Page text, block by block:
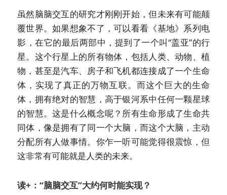
虽然脑脑交互的研究才刚刚开始，但未来有可能颠
覆世界。如果想象不了，可以看看《基地》系列电
影，在它的最后两部中，提到了一个叫“盖亚”的行
星。这个行星上的所有物体，包括人类、动物、植
物，甚至是汽车、房子和飞机都连接成了一个生命
体，实现了真正的万物互联。而这个巨大的生命
体，拥有绝对的智慧，高于银河系中任何一颗星球
的智慧。这是什么概念呢？所有生命形成了生命共
同体，像是拥有了同一个大脑，而这个大脑，主动
分配所有人做事情。你乍一听可能觉得很震惊，但
这非常有可能就是人类的未来。
读+：“脑脑交互”大约何时能实现？